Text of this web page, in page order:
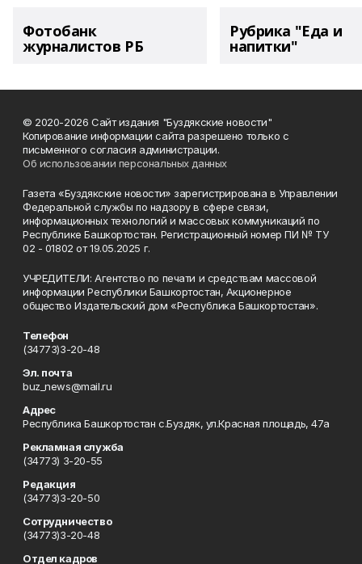
Фотобанк
журналистов РБ
Рубрика "Еда и
напитки"
© 2020-2026 Сайт издания "Буздякские новости"
Копирование информации сайта разрешено только с
письменного согласия администрации.
Об использовании персональных данных
Газета «Буздякские новости» зарегистрирована в Управлении
Федеральной службы по надзору в сфере связи,
информационных технологий и массовых коммуникаций по
Республике Башкортостан. Регистрационный номер ПИ № ТУ
02 - 01802 от 19.05.2025 г.
УЧРЕДИТЕЛИ: Агентство по печати и средствам массовой
информации Республики Башкортостан, Акционерное
общество Издательский дом «Республика Башкортостан».
Телефон
(34773)3-20-48
Эл. почта
buz_news@mail.ru
Адрес
Республика Башкортостан с.Буздяк, ул.Красная площадь, 47а
Рекламная служба
(34773) 3-20-55
Редакция
(34773)3-20-50
Сотрудничество
(34773)3-20-48
Отдел кадров